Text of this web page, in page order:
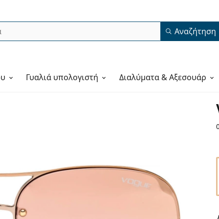
Αναζήτηση
Γυαλιά υπολογιστή Διαλύματα & Αξεσουάρ